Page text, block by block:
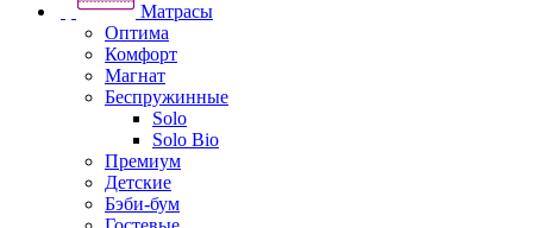
Матрасы
Оптима
Комфорт
Магнат
Беспружинные
Solo
Solo Bio
Премиум
Детские
Бэби-бум